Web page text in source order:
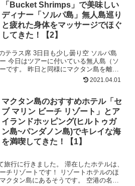
「Bucket Shrimps」で美味しい
ディナー「ソルパ島」無人島巡り
と疲れた身体をマッサージでほぐ
してきた！【2】
テラス席 3日目も少し曇り空 ソルパ島
今日はツアーに付いている無人島（ソ
です。 昨日と同様にマクタン島を離れ
2021.04.01
マクタン島のおすすめホテル「セ
ブ マリン ビーチ リゾート」とア
イランドホッピング(ヒルトゥガ
ン島~パンダノン島)でキレイな海
を満喫してきた！【1】
行に行きました。 滞在したホテルは、
チリゾートです！ リゾートホテルのほ
クタン島にあるそうです。 空港の名前